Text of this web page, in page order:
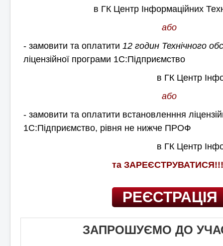
в ГК Центр Інформаційних
або
- замовити та оплатити 12 годин Технічного
ліцензійної програми 1С:Підприємство
в ГК Центр
або
- замовити та оплатити встановленння
1С:Підприємство, рівня не нижче ПРОФ
в ГК Центр
та
РЕЄСТРАЦІЯ
ЗАПРОШУЄМО ДО